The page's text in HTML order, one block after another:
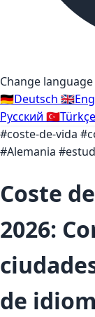
Change
🇩🇪Deutsch 🇬🇧
Русский 🇹🇷Türkçe
#coste-de-vida
#Alemania
Coste
2026:
de